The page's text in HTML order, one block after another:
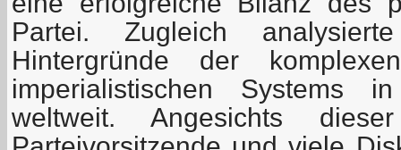
Partei. Zugleich
Hintergründe der
imperialistischen Systems
weltweit. Angesichts